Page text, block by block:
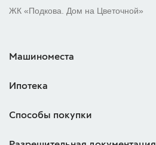
ЖК «Подкова. Дом на Цветочной»
Машиноместа
Ипотека
Способы покупки